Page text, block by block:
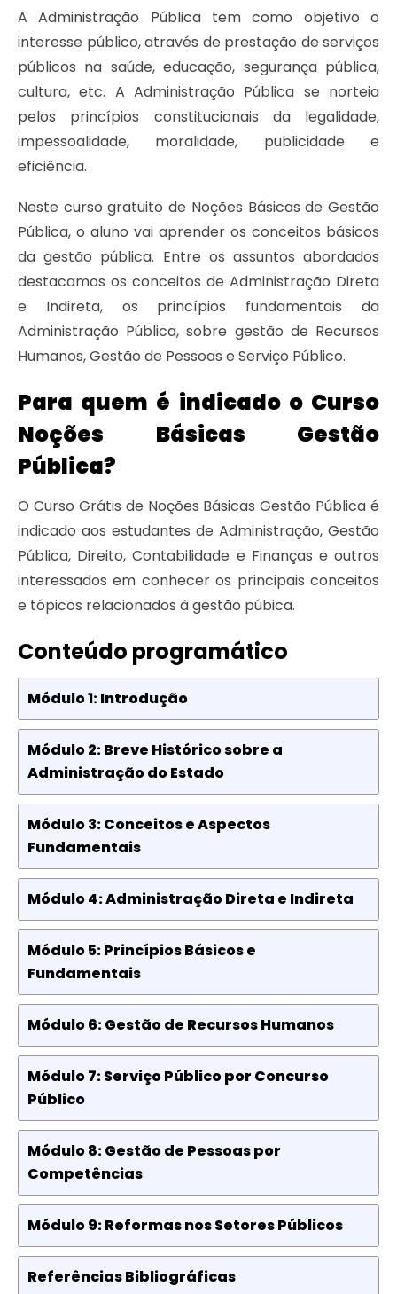
A Administração Pública tem como objetivo o
interesse público, através de prestação de serviços
públicos na saúde, educação, segurança pública,
cultura, etc. A Administração Pública se norteia
pelos princípios constitucionais da legalidade,
impessoalidade, moralidade, publicidade e
eficiência.
Neste curso gratuito de Noções Básicas de Gestão
Pública, o aluno vai aprender os conceitos básicos
da gestão pública. Entre os assuntos abordados
destacamos os conceitos de Administração Direta
e Indireta, os princípios fundamentais da
Administração Pública, sobre gestão de Recursos
Humanos, Gestão de Pessoas e Serviço Público.
Para quem é indicado o Curso
Noções Básicas Gestão
Pública?
O Curso Grátis de Noções Básicas Gestão Pública é
indicado aos estudantes de Administração, Gestão
Pública, Direito, Contabilidade e Finanças e outros
interessados em conhecer os principais conceitos
e tópicos relacionados à gestão púbica.
Conteúdo programático
Módulo 1: Introdução
Módulo 2: Breve Histórico sobre a
Administração do Estado
Módulo 3: Conceitos e Aspectos
Fundamentais
Módulo 4: Administração Direta e Indireta
Módulo 5: Princípios Básicos e
Fundamentais
Módulo 6: Gestão de Recursos Humanos
Módulo 7: Serviço Público por Concurso
Público
Módulo 8: Gestão de Pessoas por
Competências
Módulo 9: Reformas nos Setores Públicos
Referências Bibliográficas